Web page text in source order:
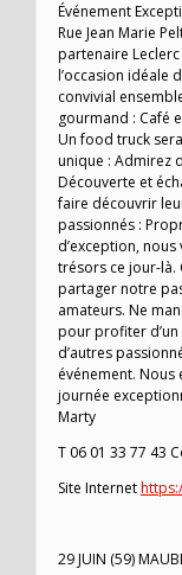
Événement
Rue Jean Marie
partenaire Leclerc
l’occasion idéale
convivial
gourmand : Café
Un food truck
unique : Admirez
Découverte et
faire découvrir
passionnés :
d’exception,
trésors ce jour-là.
partager notre
amateurs. Ne
pour profiter
d’autres
événement.
journée
Marty
T 06 01 33 77 43
Site Internet
29 JUIN (59)